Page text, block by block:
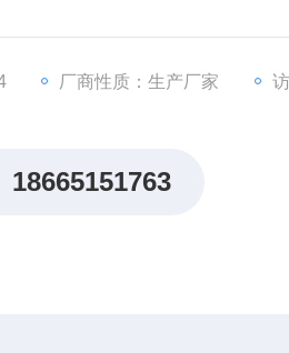
厂商性质：生产厂家
18665151763